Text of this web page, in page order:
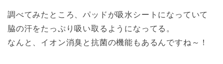
調べてみたところ、パッドが吸水シートになっていて
脇の汗をたっぷり吸い取るようになってる。
なんと、イオン消臭と抗菌の機能もあるんですね～！